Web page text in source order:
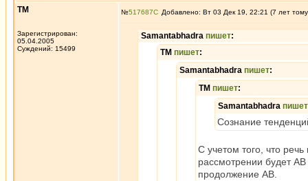
ТМ
Зарегистрирован:
05.04.2005
Суждений: 15499
№517687 Добавлено: Вт 03 Дек 19, 22:21 (7 лет
Samantabhadra пишет:
ТМ пишет:
Samantabhadra пишет:
ТМ пишет:
Samantabhadra пишет
Сознание
С учетом того, что
рассмотрении будет
продолжение АВ.